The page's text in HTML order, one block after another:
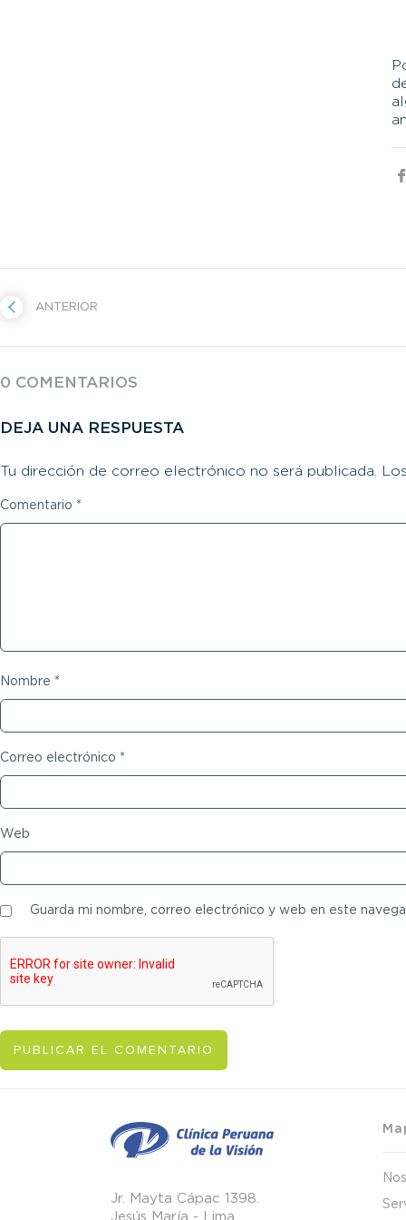
ANTERIOR
0 COMENTARIOS
DEJA UNA RESPUESTA
Tu dirección de correo electrónico no será publicada.
Comentario *
Nombre *
Correo electrónico *
Web
Guarda mi nombre, correo electrónico y web en este
Jr. Mayta Cápac 1398.
Jesús María - Lima